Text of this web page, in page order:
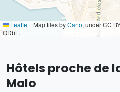
Leaflet | Map tiles byCarto, under CC
ODbL.
Hôtels proche de
Malo